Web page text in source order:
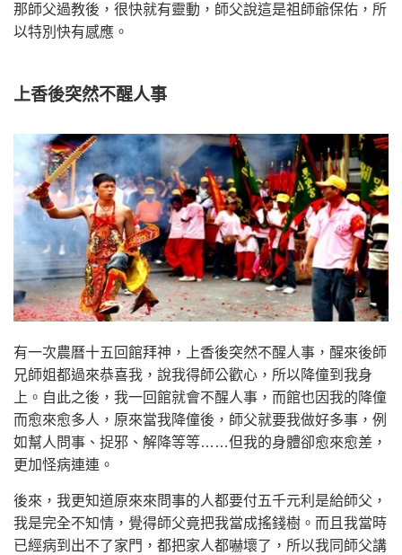
那師父過教後，很快就有靈動，師父說這是祖師爺保佑，所
以特別快有感應。
上香後突然不醒人事
有一次農曆十五回館拜神，上香後突然不醒人事，醒來後師
兄師姐都過來恭喜我，說我得師公歡心，所以降僮到我身
上。自此之後，我一回館就會不醒人事，而館也因我的降僮
而愈來愈多人，原來當我降僮後，師父就要我做好多事，例
如幫人問事、捉邪、解降等等……但我的身體卻愈來愈差，
更加怪病連連。
後來，我更知道原來來問事的人都要付五千元利是給師父，
我是完全不知情，覺得師父竟把我當成搖錢樹。而且我當時
已經病到出不了家門，都把家人都嚇壞了，所以我同師父講